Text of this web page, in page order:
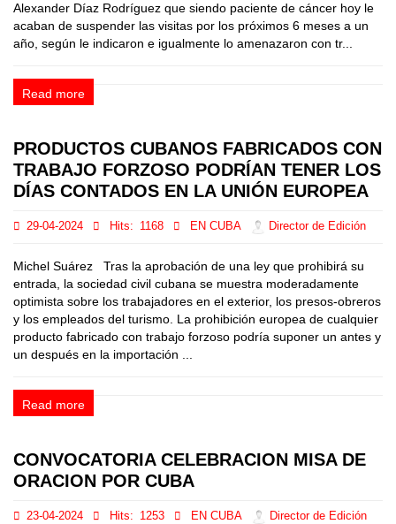
Alexander Díaz Rodríguez que siendo paciente de cáncer hoy le
acaban de suspender las visitas por los próximos 6 meses a un
año, según le indicaron e igualmente lo amenazaron con tr...
Read more
PRODUCTOS CUBANOS FABRICADOS CON
TRABAJO FORZOSO PODRÍAN TENER LOS
DÍAS CONTADOS EN LA UNIÓN EUROPEA
29-04-2024 Hits: 1168 EN CUBA Director de Edición
Michel Suárez Tras la aprobación de una ley que prohibirá su
entrada, la sociedad civil cubana se muestra moderadamente
optimista sobre los trabajadores en el exterior, los presos-obreros
y los empleados del turismo. La prohibición europea de cualquier
producto fabricado con trabajo forzoso podría suponer un antes y
un después en la importación ...
Read more
CONVOCATORIA CELEBRACION MISA DE
ORACION POR CUBA
23-04-2024 Hits: 1253 EN CUBA Director de Edición